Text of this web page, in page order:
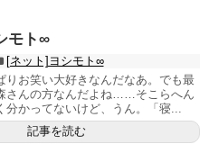
モト∞
[ネット]ヨシモト∞
りお笑い大好きなんだなあ。でも最
さんの方なんだよね……そこらへん
分かってないけど、うん。「寝...
記事を読む